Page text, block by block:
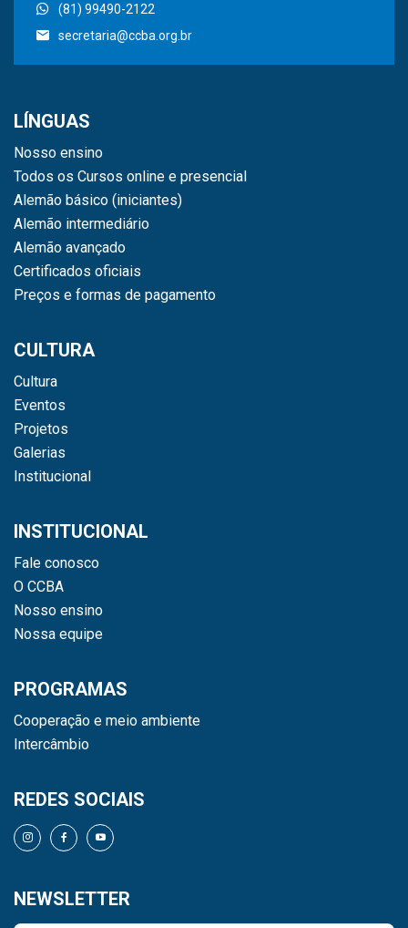
(81) 99490-2122
secretaria@ccba.org.br
LÍNGUAS
Nosso ensino
Todos os Cursos online e presencial
Alemão básico (iniciantes)
Alemão intermediário
Alemão avançado
Certificados oficiais
Preços e formas de pagamento
CULTURA
Cultura
Eventos
Projetos
Galerias
Institucional
INSTITUCIONAL
Fale conosco
O CCBA
Nosso ensino
Nossa equipe
PROGRAMAS
Cooperação e meio ambiente
Intercâmbio
REDES SOCIAIS
NEWSLETTER